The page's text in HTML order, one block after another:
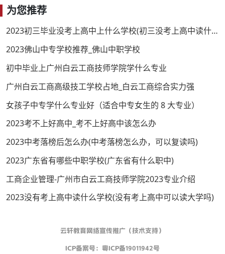
为您推荐
2023初三毕业没考上高中上什么学校(初三没考上高中读什么学校好)
2023佛山中专学校推荐_佛山中职学校
初中毕业上广州白云工商技师学院学什么专业
广州白云工商高级技工学校占地_白云工商综合实力强
女孩子中专学什么专业好（适合中专女生的 8 大专业）
2023考不上好高中_考不上好高中该怎么办
2023中考落榜后怎么办(中考落榜怎么办，可以复读吗)
2023广东省有哪些中职学校(广东省有什么职中)
工商企业管理-广州市白云工商技师学院2023专业介绍
2023没有考上高中读什么学校(没有考上高中可以读大学吗)
云轩教育网络宣传推广（技术支持）
ICP备案号： 粤ICP备19011942号